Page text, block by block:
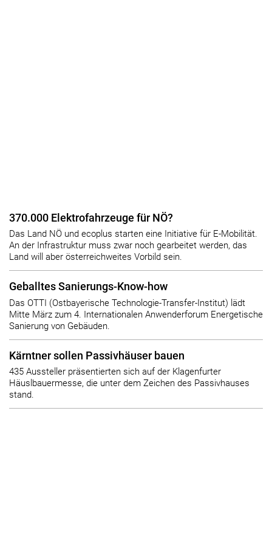
370.000 Elektrofahrzeuge für NÖ?
Das Land NÖ und ecoplus starten eine Initiative für E-Mobilität.
An der Infrastruktur muss zwar noch gearbeitet werden, das
Land will aber österreichweites Vorbild sein.
Geballtes Sanierungs-Know-how
Das OTTI (Ostbayerische Technologie-Transfer-Institut) lädt
Mitte März zum 4. Internationalen Anwenderforum Energetische
Sanierung von Gebäuden.
Kärntner sollen Passivhäuser bauen
435 Aussteller präsentierten sich auf der Klagenfurter
Häuslbauermesse, die unter dem Zeichen des Passivhauses
stand.